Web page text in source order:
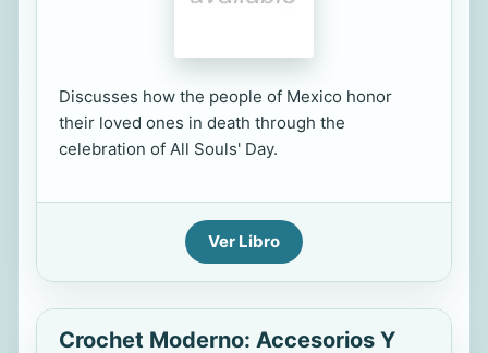
Discusses how the people of Mexico honor
their loved ones in death through the
celebration of All Souls' Day.
Ver Libro
Crochet Moderno: Accesorios Y